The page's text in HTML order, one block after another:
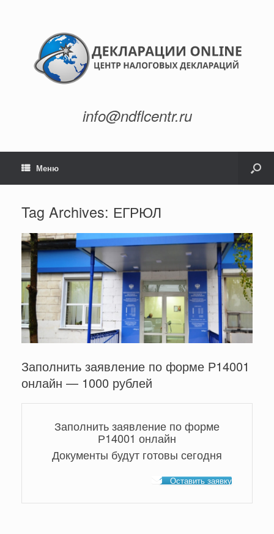
info@ndflcentr.ru
Меню
Tag Archives: ЕГРЮЛ
Заполнить заявление по форме Р14001
онлайн — 1000 рублей
Заполнить заявление по форме
Р14001 онлайн
Документы будут готовы сегодня
Оставить заявку